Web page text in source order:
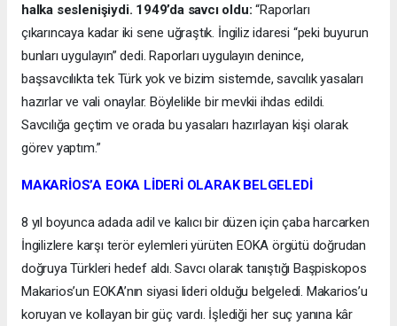
halka seslenişiydi. 1949’da savcı oldu:“Raporları
çıkarıncaya kadar iki sene uğraştık. İngiliz idaresi “peki buyurun
bunları uygulayın” dedi. Raporları uygulayın denince,
başsavcılıkta tek Türk yok ve bizim sistemde, savcılık yasaları
hazırlar ve vali onaylar. Böylelikle bir mevkii ihdas edildi.
Savcılığa geçtim ve orada bu yasaları hazırlayan kişi olarak
görev yaptım.”
MAKARİOS’A EOKA LİDERİ OLARAK BELGELEDİ
8 yıl boyunca adada adil ve kalıcı bir düzen için çaba harcarken
İngilizlere karşı terör eylemleri yürüten EOKA örgütü doğrudan
doğruya Türkleri hedef aldı. Savcı olarak tanıştığı Başpiskopos
Makarios’un EOKA’nın siyasi lideri olduğu belgeledi. Makarios’u
koruyan ve kollayan bir güç vardı. İşlediği her suç yanına kâr